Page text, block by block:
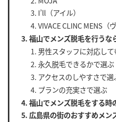
I’ll（アイル）
VIVACE CLINC MENS（
福山でメンズ脱毛を行うな
男性スタッフに対応し
永久脱毛できるかで選ぶ
アクセスのしやすさで選
プランの充実さで選ぶ
福山でメンズ脱毛をする時
広島県の街のおすすめメン